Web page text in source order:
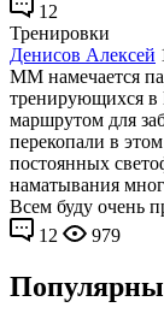
12
Тренировки
Денисов Алексей
ММ намечается
тренирующихся в
маршрутом для
перекопали в
постоянных
наматывания
Всем буду очень
12
979